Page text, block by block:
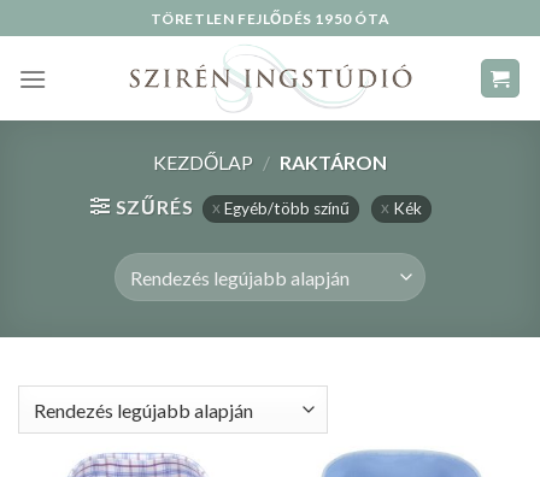
to
content
TÖRETLEN FEJLŐDÉS 1950 ÓTA
KEZDŐLAP / RAKTÁRON
SZŰRÉS
Egyéb/több színű Kék